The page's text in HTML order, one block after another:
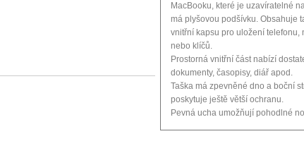
MacBooku, které je uzavíratelné
má plyšovou podšívku. Obsahuje
vnitřní kapsu pro uložení telefonu,
nebo klíčů.
Prostorná vnitřní část nabízí
dokumenty, časopisy, diář apod.
Taška má zpevněné dno a boční
poskytuje ještě větší ochranu.
Pevná ucha umožňují pohodlné